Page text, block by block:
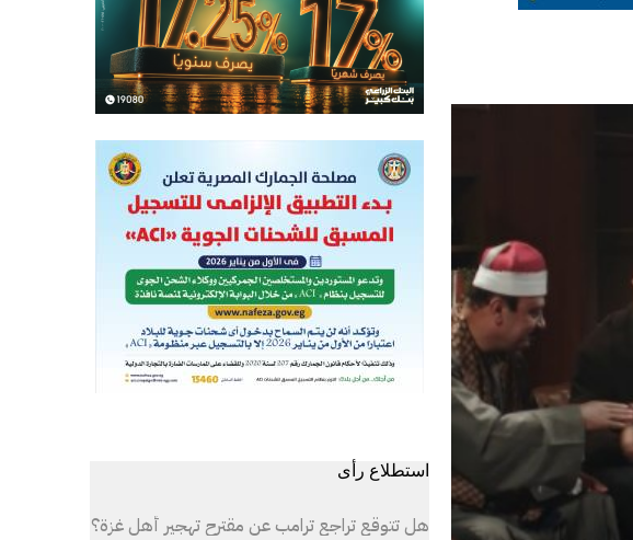
استطلاع رأى
هل تتوقع تراجع ترامب عن مقترح تهجير أهل غزة؟